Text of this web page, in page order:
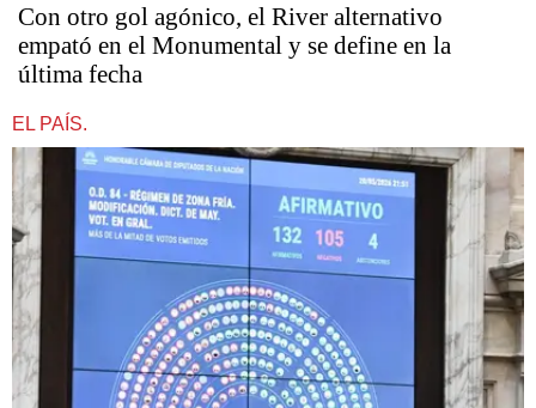
Con otro gol agónico, el River alternativo
empató en el Monumental y se define en la
última fecha
EL PAÍS.